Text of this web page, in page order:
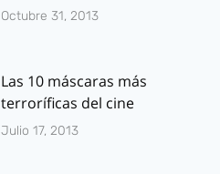
Octubre 31, 2013
Las 10 máscaras más
terroríficas del cine
Julio 17, 2013